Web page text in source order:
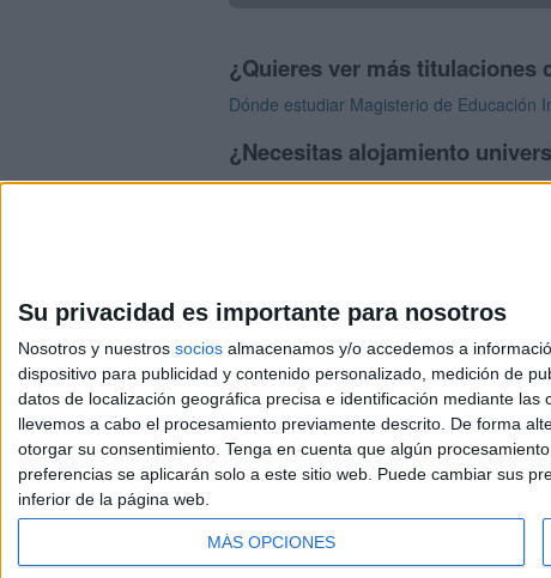
Su privacidad es importante para nosotros
Nosotros y nuestros socios almacenamos y/o accedemos a
dispositivo para publicidad y contenido personalizado, medición de
datos de localización geográfica precisa e identificación mediante
llevemos a cabo el procesamiento previamente descrito. De forma
otorgar su consentimiento. Tenga en cuenta que algún
preferencias se aplicarán solo a este sitio web. Puede cambiar sus
inferior de la página web.
MÁS OPCIONES
¿Quieres ver más titulaciones
Dónde estudiar Magisterio de Educación
¿Necesitas alojamiento
>> Residencias de estudiantes y colegios
Aviso
© 2003-2026